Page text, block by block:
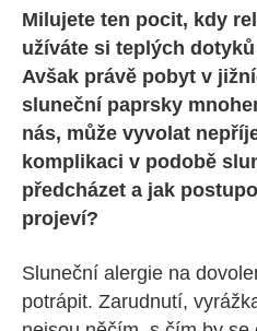
Milujete ten pocit, kdy
užíváte si teplých
Avšak právě pobyt v
sluneční paprsky
nás, může vyvolat
komplikaci v podobě
předcházet a jak
projeví?
Sluneční alergie na
potrápit. Zarudnutí,